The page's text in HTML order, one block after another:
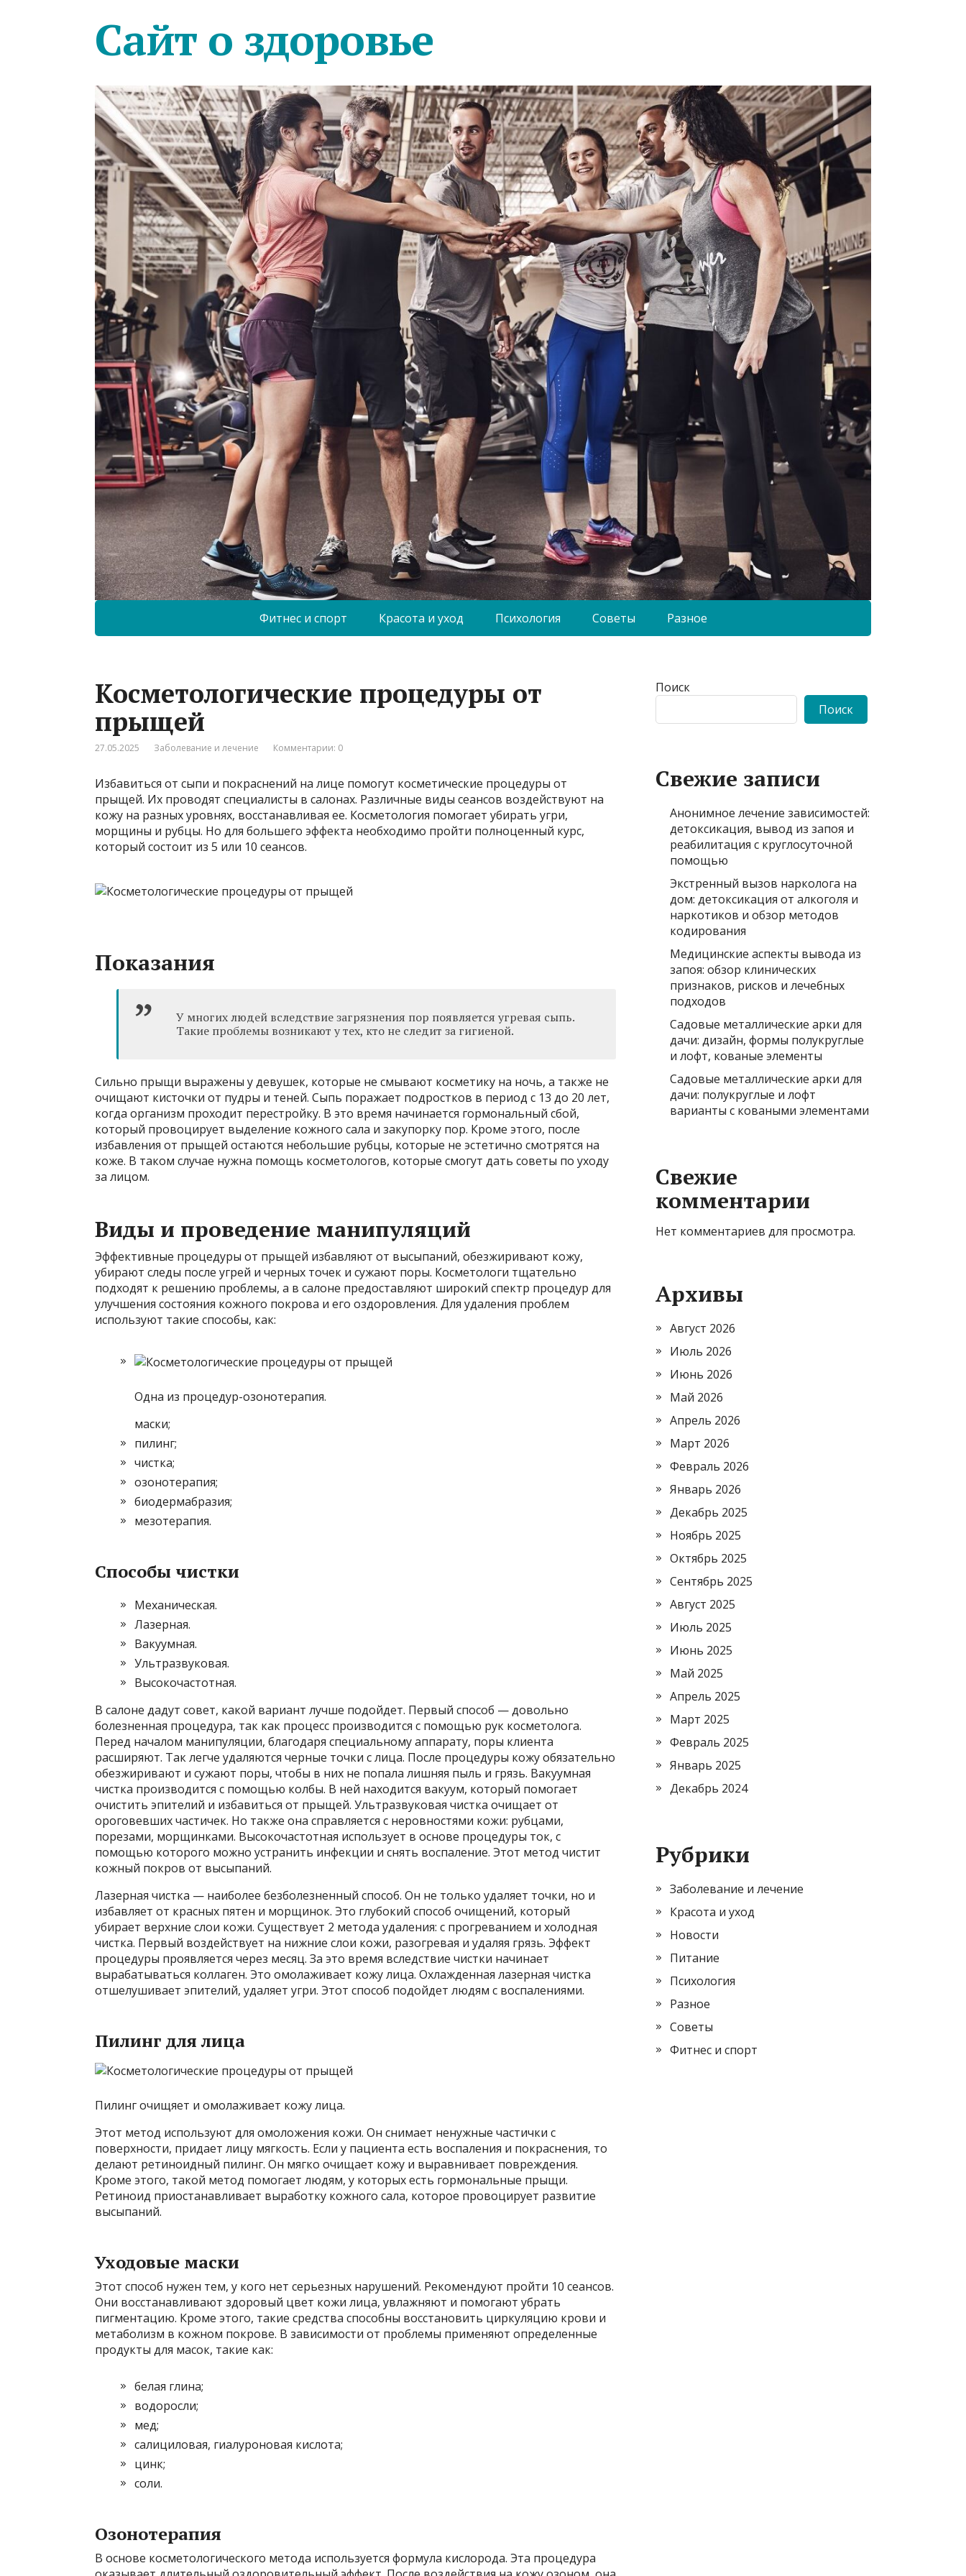
Сайт о здоровье
Фитнес и спорт Красота и уход Психология Советы Разное
Косметологические процедуры от
прыщей
27.05.2025 Заболевание и лечение Комментарии: 0
Избавиться от сыпи и покраснений на лице помогут косметические процедуры от
прыщей. Их проводят специалисты в салонах. Различные виды сеансов воздействуют на
кожу на разных уровнях, восстанавливая ее. Косметология помогает убирать угри,
морщины и рубцы. Но для большего эффекта необходимо пройти полноценный курс,
который состоит из 5 или 10 сеансов.
Показания
У многих людей вследствие загрязнения пор появляется угревая сыпь.
Такие проблемы возникают у тех, кто не следит за гигиеной.
Сильно прыщи выражены у девушек, которые не смывают косметику на ночь, а также не
очищают кисточки от пудры и теней. Сыпь поражает подростков в период с 13 до 20 лет,
когда организм проходит перестройку. В это время начинается гормональный сбой,
который провоцирует выделение кожного сала и закупорку пор. Кроме этого, после
избавления от прыщей остаются небольшие рубцы, которые не эстетично смотрятся на
коже. В таком случае нужна помощь косметологов, которые смогут дать советы по уходу
за лицом.
Виды и проведение манипуляций
Эффективные процедуры от прыщей избавляют от высыпаний, обезжиривают кожу,
убирают следы после угрей и черных точек и сужают поры. Косметологи тщательно
подходят к решению проблемы, а в салоне предоставляют широкий спектр процедур для
улучшения состояния кожного покрова и его оздоровления. Для удаления проблем
используют такие способы, как:
Одна из процедур-озонотерапия.
маски;
пилинг;
чистка;
озонотерапия;
биодермабразия;
мезотерапия.
Способы чистки
Механическая.
Лазерная.
Вакуумная.
Ультразвуковая.
Высокочастотная.
В салоне дадут совет, какой вариант лучше подойдет. Первый способ — довольно
болезненная процедура, так как процесс производится с помощью рук косметолога.
Перед началом манипуляции, благодаря специальному аппарату, поры клиента
расширяют. Так легче удаляются черные точки с лица. После процедуры кожу обязательно
обезжиривают и сужают поры, чтобы в них не попала лишняя пыль и грязь. Вакуумная
чистка производится с помощью колбы. В ней находится вакуум, который помогает
очистить эпителий и избавиться от прыщей. Ультразвуковая чистка очищает от
ороговевших частичек. Но также она справляется с неровностями кожи: рубцами,
порезами, морщинками. Высокочастотная использует в основе процедуры ток, с
помощью которого можно устранить инфекции и снять воспаление. Этот метод чистит
кожный покров от высыпаний.
Лазерная чистка — наиболее безболезненный способ. Он не только удаляет точки, но и
избавляет от красных пятен и морщинок. Это глубокий способ очищений, который
убирает верхние слои кожи. Существует 2 метода удаления: с прогреванием и холодная
чистка. Первый воздействует на нижние слои кожи, разогревая и удаляя грязь. Эффект
процедуры проявляется через месяц. За это время вследствие чистки начинает
вырабатываться коллаген. Это омолаживает кожу лица. Охлажденная лазерная чистка
отшелушивает эпителий, удаляет угри. Этот способ подойдет людям с воспалениями.
Пилинг для лица
Пилинг очищяет и омолаживает кожу лица.
Этот метод используют для омоложения кожи. Он снимает ненужные частички с
поверхности, придает лицу мягкость. Если у пациента есть воспаления и покраснения, то
делают ретиноидный пилинг. Он мягко очищает кожу и выравнивает повреждения.
Кроме этого, такой метод помогает людям, у которых есть гормональные прыщи.
Ретиноид приостанавливает выработку кожного сала, которое провоцирует развитие
высыпаний.
Уходовые маски
Этот способ нужен тем, у кого нет серьезных нарушений. Рекомендуют пройти 10 сеансов.
Они восстанавливают здоровый цвет кожи лица, увлажняют и помогают убрать
пигментацию. Кроме этого, такие средства способны восстановить циркуляцию крови и
метаболизм в кожном покрове. В зависимости от проблемы применяют определенные
продукты для масок, такие как:
белая глина;
водоросли;
мед;
салициловая, гиалуроновая кислота;
цинк;
соли.
Озонотерапия
В основе косметологического метода используется формула кислорода. Эта процедура
Поиск
Поиск
Свежие записи
Анонимное лечение зависимостей:
детоксикация, вывод из запоя и
реабилитация с круглосуточной
помощью
Экстренный вызов нарколога на
дом: детоксикация от алкоголя и
наркотиков и обзор методов
кодирования
Медицинские аспекты вывода из
запоя: обзор клинических
признаков, рисков и лечебных
подходов
Садовые металлические арки для
дачи: дизайн, формы полукруглые
и лофт, кованые элементы
Садовые металлические арки для
дачи: полукруглые и лофт
варианты с коваными элементами
Свежие
комментарии
Нет комментариев для просмотра.
Архивы
Август 2026
Июль 2026
Июнь 2026
Май 2026
Апрель 2026
Март 2026
Февраль 2026
Январь 2026
Декабрь 2025
Ноябрь 2025
Октябрь 2025
Сентябрь 2025
Август 2025
Июль 2025
Июнь 2025
Май 2025
Апрель 2025
Март 2025
Февраль 2025
Январь 2025
Декабрь 2024
Рубрики
Заболевание и лечение
Красота и уход
Новости
Питание
Психология
Разное
Советы
Фитнес и спорт